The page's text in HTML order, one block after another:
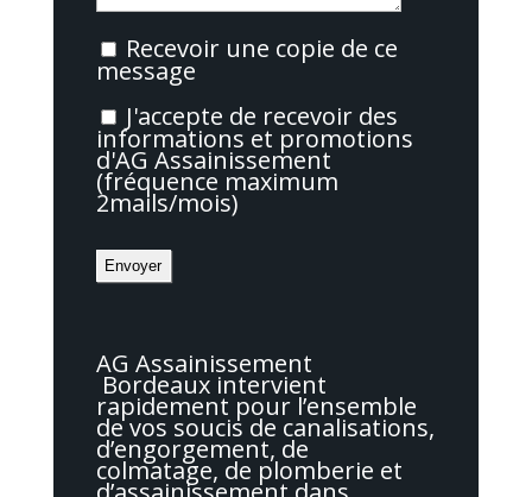
Recevoir une copie de ce
message
J'accepte de recevoir des
informations et promotions
d'AG Assainissement
(fréquence maximum
2mails/mois)
AG Assainissement
Bordeaux intervient
rapidement pour l’ensemble
de vos soucis de canalisations,
d’engorgement, de
colmatage, de plomberie et